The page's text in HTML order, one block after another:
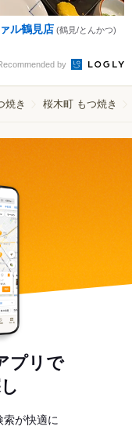
ル鶴見店 (鶴見/とんかつ)
by
焼き 桜木町 もつ焼き
プリで
が快適に